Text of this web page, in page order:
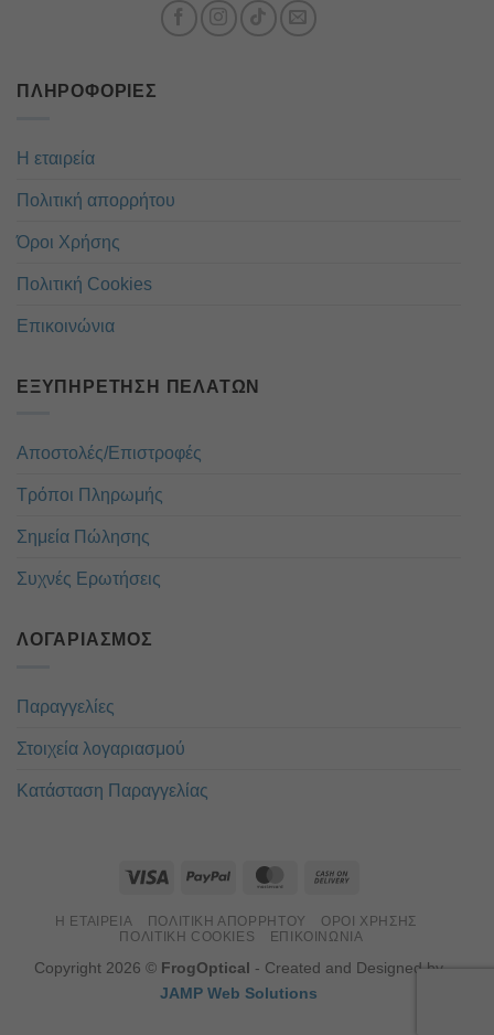
ΠΛΗΡΟΦΟΡΊΕΣ
Η εταιρεία
Πολιτική απορρήτου
Όροι Χρήσης
Πολιτική Cookies
Επικοινώνια
ΕΞΥΠΗΡΈΤΗΣΗ ΠΕΛΑΤΏΝ
Αποστολές/Επιστροφές
Τρόποι Πληρωμής
Σημεία Πώλησης
Συχνές Ερωτήσεις
ΛΟΓΑΡΙΑΣΜΌΣ
Παραγγελίες
Στοιχεία λογαριασμού
Κατάσταση Παραγγελίας
Η ΕΤΑΙΡΕΊΑ ΠΟΛΙΤΙΚΉ ΑΠΟΡΡΉΤΟΥ
ΌΡΟΙ ΧΡΉΣΗΣ
ΠΟΛΙΤΙΚΉ COOKIES
ΕΠΙΚΟΙΝΏΝΙΑ
Copyright 2026 © FrogOptical - Created and Designed by
JAMP Web Solutions